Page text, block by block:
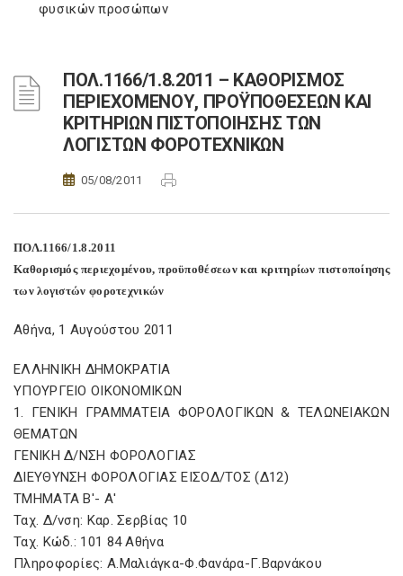
φυσικών προσώπων
ΠΟΛ.1166/1.8.2011 – ΚΑΘΟΡΙΣΜΟΣ
ΠΕΡΙΕΧΟΜΕΝΟΥ, ΠΡΟΫΠΟΘΕΣΕΩΝ ΚΑΙ
ΚΡΙΤΗΡΙΩΝ ΠΙΣΤΟΠΟΙΗΣΗΣ ΤΩΝ
ΛΟΓΙΣΤΩΝ ΦΟΡΟΤΕΧΝΙΚΩΝ
05/08/2011
ΠΟΛ.1166/1.8.2011
Καθορισμός περιεχομένου, προϋποθέσεων και κριτηρίων πιστοποίησης
των λογιστών φοροτεχνικών
Αθήνα, 1 Αυγούστου 2011
ΕΛΛΗΝΙΚΗ ΔΗΜΟΚΡΑΤΙΑ
ΥΠΟΥΡΓΕΙΟ ΟΙΚΟΝΟΜΙΚΩΝ
1. ΓΕΝΙΚΗ ΓΡΑΜΜΑΤΕΙΑ ΦΟΡΟΛΟΓΙΚΩΝ & ΤΕΛΩΝΕΙΑΚΩΝ
ΘΕΜΑΤΩΝ
ΓΕΝΙΚΗ Δ/ΝΣΗ ΦΟΡΟΛΟΓΙΑΣ
ΔΙΕΥΘΥΝΣΗ ΦΟΡΟΛΟΓΙΑΣ ΕΙΣΟΔ/ΤΟΣ (Δ12)
ΤΜΗΜΑΤΑ Β'- Α'
Ταχ. Δ/νση: Καρ. Σερβίας 10
Ταχ. Κώδ.: 101 84 Αθήνα
Πληροφορίες: Α.Μαλιάγκα-Φ.Φανάρα-Γ.Βαρνάκου